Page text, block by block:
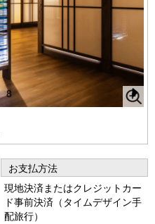
N
8
お支払方法
現地決済またはクレジットカー
ド事前決済（タイムデザイン手
配旅行）